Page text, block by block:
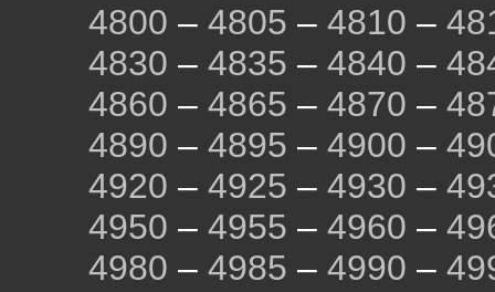
4800 – 4805 – 4810 –
4830 – 4835 – 4840 –
4860 – 4865 – 4870 –
4890 – 4895 – 4900 –
4920 – 4925 – 4930 –
4950 – 4955 – 4960 –
4980 – 4985 – 4990 –